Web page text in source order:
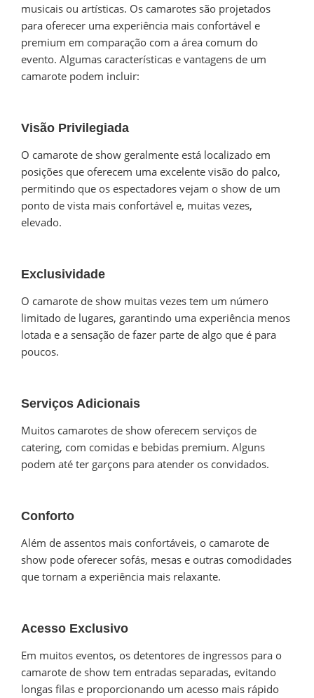
musicais ou artísticas. Os camarotes são projetados
para oferecer uma experiência mais confortável e
premium em comparação com a área comum do
evento. Algumas características e vantagens de um
camarote podem incluir:
Visão Privilegiada
O camarote de show geralmente está localizado em
posições que oferecem uma excelente visão do palco,
permitindo que os espectadores vejam o show de um
ponto de vista mais confortável e, muitas vezes,
elevado.
Exclusividade
O camarote de show muitas vezes tem um número
limitado de lugares, garantindo uma experiência menos
lotada e a sensação de fazer parte de algo que é para
poucos.
Serviços Adicionais
Muitos camarotes de show oferecem serviços de
catering, com comidas e bebidas premium. Alguns
podem até ter garçons para atender os convidados.
Conforto
Além de assentos mais confortáveis, o camarote de
show pode oferecer sofás, mesas e outras comodidades
que tornam a experiência mais relaxante.
Acesso Exclusivo
Em muitos eventos, os detentores de ingressos para o
camarote de show tem entradas separadas, evitando
longas filas e proporcionando um acesso mais rápido